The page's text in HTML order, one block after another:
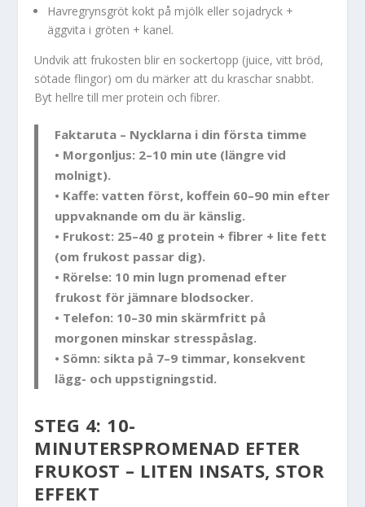
Havregrynsgröt kokt på mjölk eller sojadryck +
äggvita i gröten + kanel.
Undvik att frukosten blir en sockertopp (juice, vitt bröd,
sötade flingor) om du märker att du kraschar snabbt.
Byt hellre till mer protein och fibrer.
Faktaruta – Nycklarna i din första timme
• Morgonljus: 2–10 min ute (längre vid
molnigt).
• Kaffe: vatten först, koffein 60–90 min efter
uppvaknande om du är känslig.
• Frukost: 25–40 g protein + fibrer + lite fett
(om frukost passar dig).
• Rörelse: 10 min lugn promenad efter
frukost för jämnare blodsocker.
• Telefon: 10–30 min skärmfritt på
morgonen minskar stresspåslag.
• Sömn: sikta på 7–9 timmar, konsekvent
lägg- och uppstigningstid.
STEG 4: 10-
MINUTERSPROMENAD EFTER
FRUKOST – LITEN INSATS, STOR
EFFEKT